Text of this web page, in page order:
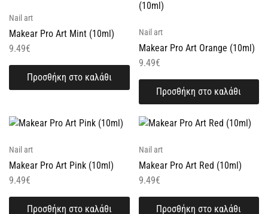
Nail art
Makear Pro Art Mint (10ml)
9.49€
Προσθήκη στο καλάθι
Nail art
Makear Pro Art Orange (10ml)
9.49€
Προσθήκη στο καλάθι
Nail art
Makear Pro Art Pink (10ml)
9.49€
Προσθήκη στο καλάθι
Nail art
Makear Pro Art Red (10ml)
9.49€
Προσθήκη στο καλάθι